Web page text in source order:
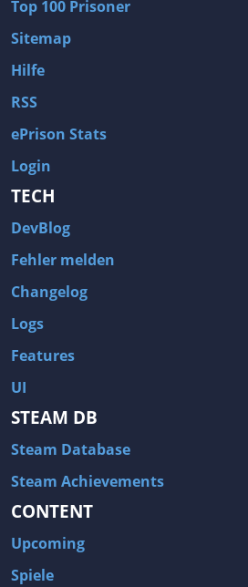
Top 100 Prisoner
Sitemap
Hilfe
RSS
ePrison Stats
Login
TECH
DevBlog
Fehler melden
Changelog
Logs
Features
UI
STEAM DB
Steam Database
Steam Achievements
CONTENT
Upcoming
Spiele